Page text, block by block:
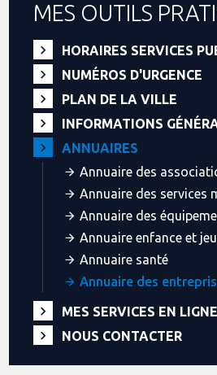
MES OUTILS
HORAIRES SERVICES
NUMÉROS D'URGENCE
PLAN DE LA VILLE
INFORMATIONS
ANNUAIRES
Annuaire des
Annuaire des services
Annuaire des
Annuaire enfance et
Annuaire santé
Annuaire des
MES SERVICES EN LIGNE
NOUS CONTACTER